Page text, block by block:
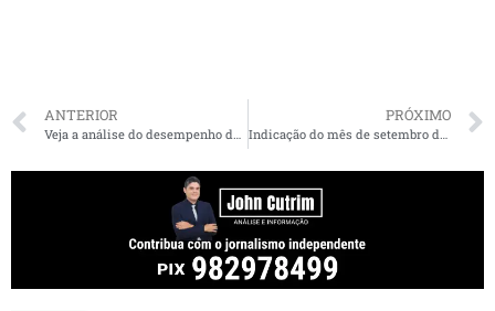
ANTERIOR
Veja a análise do desempenho de cada candidato a prefeito de São Luís no debate
PRÓXIMO
Indicação do mês de setembro do Deputado Felipe dos Pneus pede maternidade para Santa Inês